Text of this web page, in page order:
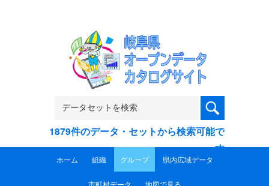
1879件のデータ・セットから検索可能で
す
ホーム 組織 グループ 県内広域データ
市町村データ 地図で見る